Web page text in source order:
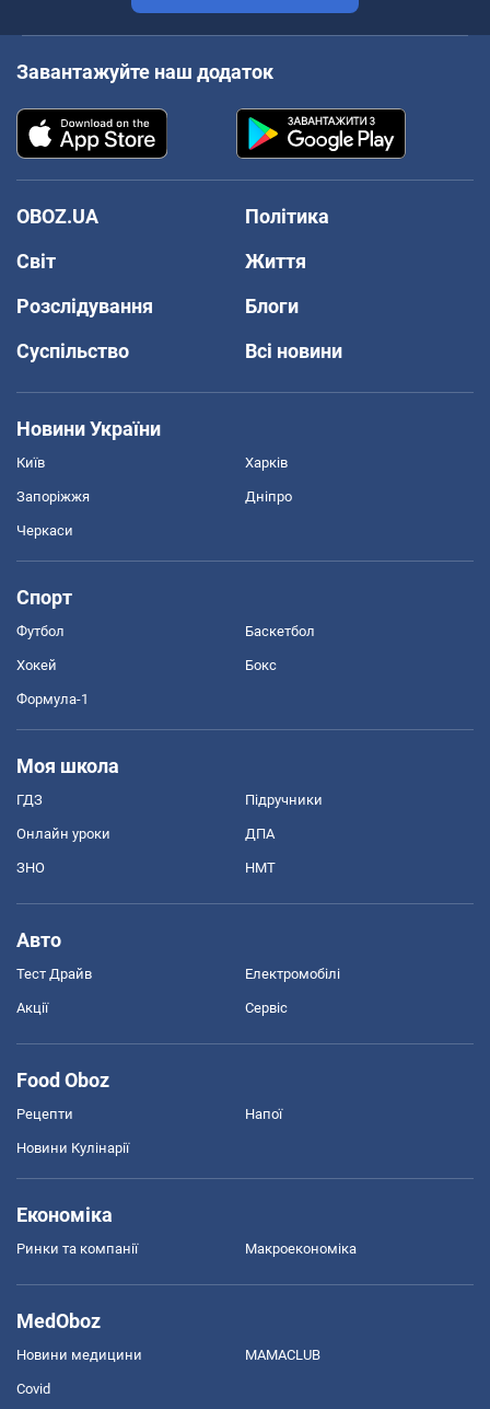
Завантажуйте наш додаток
OBOZ.UA
Політика
Світ
Життя
Розслідування
Блоги
Суспільство
Всі новини
Новини України
Київ Харків
Запоріжжя Дніпро
Черкаси
Спорт
Футбол Баскетбол
Хокей Бокс
Формула-1
Моя школа
ГДЗ Підручники
Онлайн уроки ДПА
ЗНО НМТ
Авто
Тест Драйв Електромобілі
Акції Сервіс
Food Oboz
Рецепти Напої
Новини Кулінарії
Економіка
Ринки та компанії Макроекономіка
MedOboz
Новини медицини MAMACLUB
Covid